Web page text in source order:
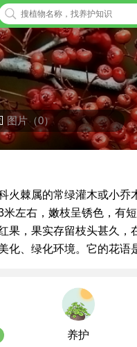
图片（0）
火棘属的常绿灌木或小
米左右，嫩枝呈锈色，有
果，果实存留枝头甚久
化、绿化环境。它的花语
养护